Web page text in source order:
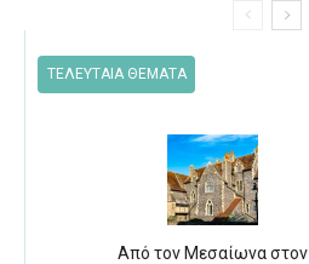
ΤΕΛΕΥΤΑΙΑ ΘΕΜΑΤΑ
Από τον Μεσαίωνα στον